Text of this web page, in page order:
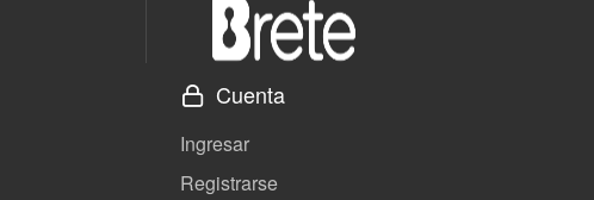
Cuenta
Ingresar
Registrarse